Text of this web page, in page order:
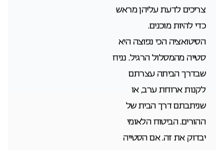
צריכים לדעת עליהן מראש
כדי להיות מוכנים.
הסיטואציה הכי נפוצה היא
סטייה מהמסלול הרגיל. נניח
שבדרך הביתה עצרתם
לקנות ארוחת ערב, או
שניתבתם דרך הבית של
ההורים. הביטוח הלאומי
יבדוק את זה. אם הסטייה